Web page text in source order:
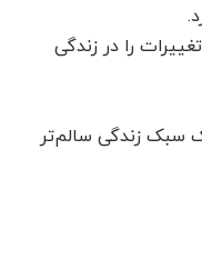
را در زندگی
سبک زندگی سالم‌تر